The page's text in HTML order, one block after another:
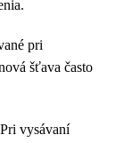
pri
šťava často
vysávaní